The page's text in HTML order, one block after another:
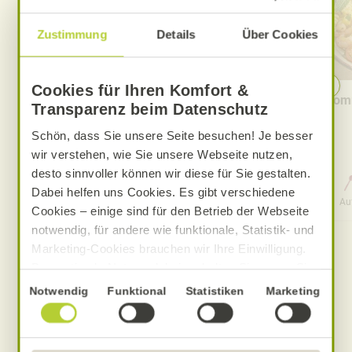
Zustimmung Details Über Cookies
Cookies für Ihren Komfort &
Transparenz beim Datenschutz
Schön, dass Sie unsere Seite besuchen! Je besser
wir verstehen, wie Sie unsere Webseite nutzen,
desto sinnvoller können wir diese für Sie gestalten.
Dabei helfen uns Cookies. Es gibt verschiedene
Cookies – einige sind für den Betrieb der Webseite
notwendig, für andere wie funktionale, Statistik- und
Marketing-Cookies brauchen wir Ihre Einwilligung.
Das optimale Nutzererlebnis erhalten Sie, wenn Sie
„Alle Cookies erlauben“ anklicken. Ihre Einwilligung
umfasst in diesem Fall auch den Einsatz von
Dienstleistern in Drittländern, die kein mit der EU
Einwilligungsauswahl
Notwendig Funktional Statistiken Marketing
Cremige Tomaten-Knoblauch-
Pasta
0 Std. 30 Min.
Gesamtzeit